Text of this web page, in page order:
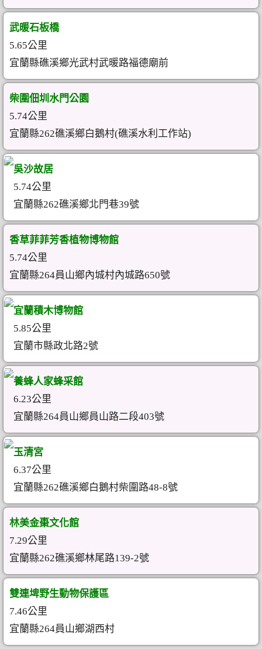
武暖石板橋
5.65公里
宜蘭縣礁溪鄉光武村武暖路福德廟前
柴圍佃圳水門公園
5.74公里
宜蘭縣262礁溪鄉白鵝村(礁溪水利工作站)
吳沙故居
5.74公里
宜蘭縣262礁溪鄉北門巷39號
香草菲菲芳香植物博物館
5.74公里
宜蘭縣264員山鄉內城村內城路650號
宜蘭積木博物館
5.85公里
宜蘭市縣政北路2號
養蜂人家蜂采館
6.23公里
宜蘭縣264員山鄉員山路二段403號
玉清宮
6.37公里
宜蘭縣262礁溪鄉白鵝村柴圍路48-8號
林美金棗文化館
7.29公里
宜蘭縣262礁溪鄉林尾路139-2號
雙連埤野生動物保護區
7.46公里
宜蘭縣264員山鄉湖西村